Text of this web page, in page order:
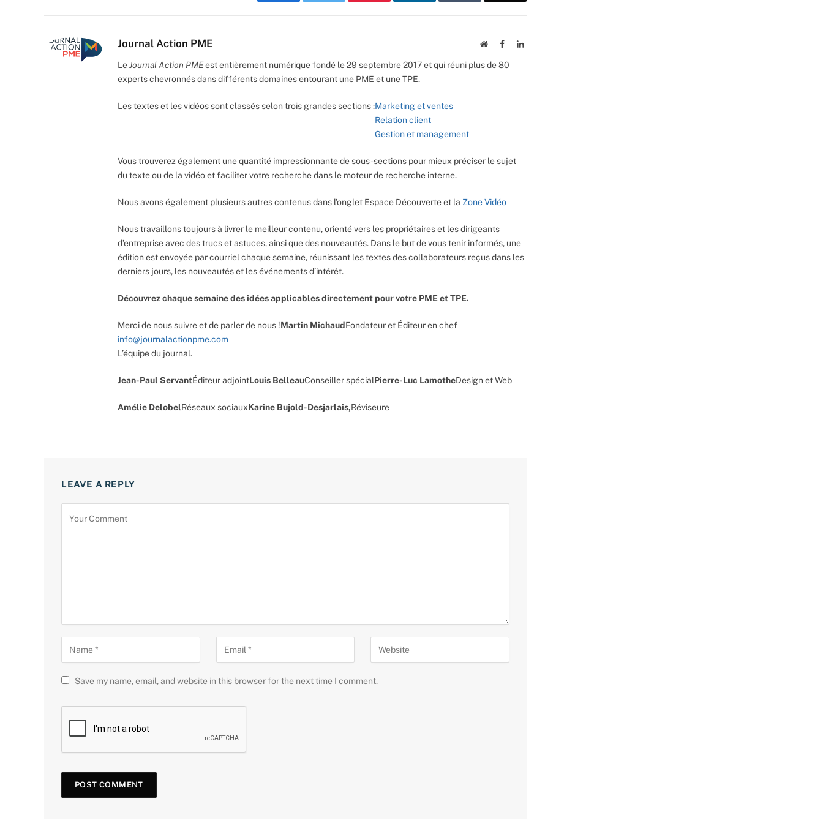
Journal Action PME WebsiteFacebookLinkedIn
LeJournal Action PMEest entièrement numérique fondé le 29 septembre 2017 et qui réuni plus de 80
experts chevronnés dans différents domaines entourant une PME et une TPE.
Les textes et les vidéos sont classés selon trois grandes sections :Marketing et ventes
Relation client
Gestion et management
Vous trouverez également une quantité impressionnante de sous-sections pour mieux préciser le sujet
du texte ou de la vidéo et faciliter votre recherche dans le moteur de recherche interne.
Nous avons également plusieurs autres contenus dans l’onglet Espace Découverte et la Zone Vidéo
Nous travaillons toujours à livrer le meilleur contenu, orienté vers les propriétaires et les dirigeants
d’entreprise avec des trucs et astuces, ainsi que des nouveautés. Dans le but de vous tenir informés, une
édition est envoyée par courriel chaque semaine, réunissant les textes des collaborateurs reçus dans les
derniers jours, les nouveautés et les événements d’intérêt.
Découvrez chaque semaine des idées applicables directement pour votre PME et TPE.
Merci de nous suivre et de parler de nous !
info@journalactionpme.com
L’équipe du journal.
Martin MichaudFondateur et Éditeur en chef
Jean-Paul ServantÉditeur adjointLouis BelleauConseiller spécialPierre-Luc LamotheDesign et Web
Amélie DelobelRéseaux sociauxKarine Bujold-Desjarlais,Réviseure
LEAVE A REPLY
Save my name, email, and website in this browser for the next time I comment.